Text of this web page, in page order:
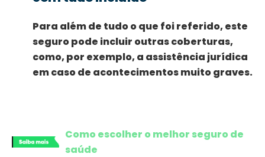
Para além de tudo o que foi referido, este
seguro pode incluir outras coberturas,
como, por exemplo, a assistência jurídica
em caso de acontecimentos muito graves.
Como escolher o melhor seguro de
saúde